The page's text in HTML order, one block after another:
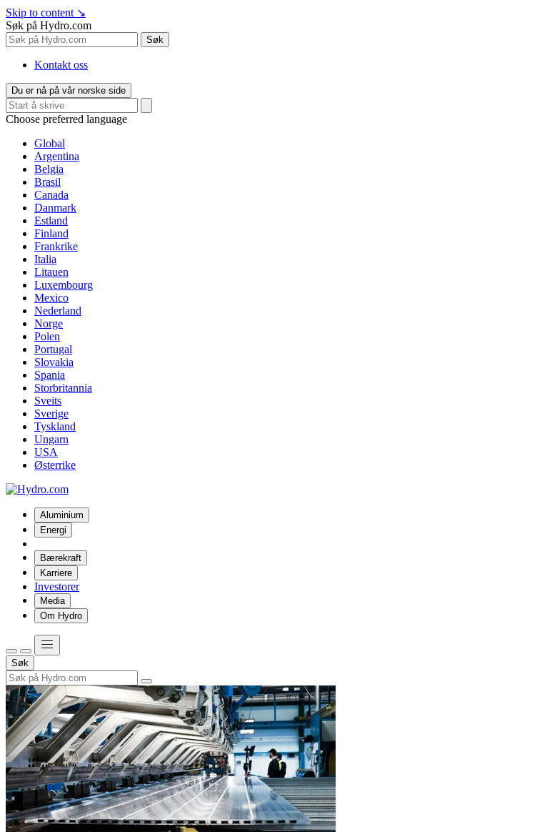
Skip to content ↘
Søk på Hydro.com
Søk
Kontakt oss
Du er nå på vår norske side
Choose preferred language
Global
Argentina
Belgia
Brasil
Canada
Danmark
Estland
Finland
Frankrike
Italia
Litauen
Luxembourg
Mexico
Nederland
Norge
Polen
Portugal
Slovakia
Spania
Storbritannia
Sveits
Sverige
Tyskland
Ungarn
USA
Østerrike
Aluminium
Energi
Bærekraft
Karriere
Investorer
Media
Om Hydro
Søk